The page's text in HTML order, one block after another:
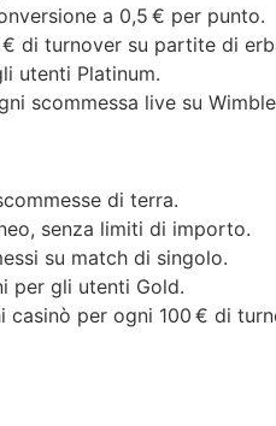
a 0,5 € per punto.
€ di turnover su partite di
utenti Platinum.
scommessa live su
di terra.
senza limiti di importo.
su match di singolo.
per gli utenti Gold.
casinò per ogni 100 € di